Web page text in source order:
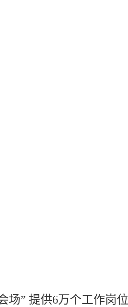
场” 提供6万个工作岗位